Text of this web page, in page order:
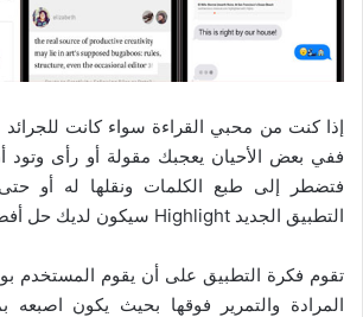
إذا كنت من محبي القراءة سواء كانت للجرائد
ففي بعض الأحيان يعجبك مقولة أو رأى
فتضطر إلى طبع الكلمات ونقلها له أو
التطبيق الجديد Highlight سيكون لديك حل أفضل وأسهل.
تقوم فكرة التطبيق على أن يقوم المستخدم
المرادة والتمرير فوقها بحيث يكون اصبعه